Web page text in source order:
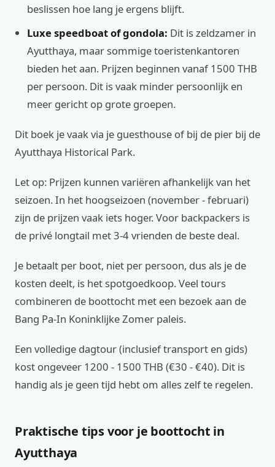
beslissen hoe lang je ergens blijft.
Luxe speedboat of gondola: Dit is zeldzamer in
Ayutthaya, maar sommige toeristenkantoren
bieden het aan. Prijzen beginnen vanaf 1500 THB
per persoon. Dit is vaak minder persoonlijk en
meer gericht op grote groepen.
Dit boek je vaak via je guesthouse of bij de pier bij de
Ayutthaya Historical Park.
Let op: Prijzen kunnen variëren afhankelijk van het
seizoen. In het hoogseizoen (november - februari)
zijn de prijzen vaak iets hoger. Voor backpackers is
de privé longtail met 3-4 vrienden de beste deal.
Je betaalt per boot, niet per persoon, dus als je de
kosten deelt, is het spotgoedkoop. Veel tours
combineren de boottocht met een bezoek aan de
Bang Pa-In Koninklijke Zomer paleis.
Een volledige dagtour (inclusief transport en gids)
kost ongeveer 1200 - 1500 THB (€30 - €40). Dit is
handig als je geen tijd hebt om alles zelf te regelen.
Praktische tips voor je boottocht in
Ayutthaya